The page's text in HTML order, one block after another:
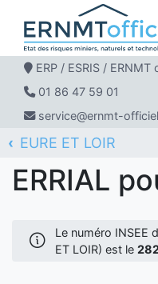
ERP / ESRIS / ERNMT
01 86 47 59 01
service@ernmt-
ERNMT Officiel
ERRIAL
EURE ET LOIR
LEVES
ERRIAL
Le numéro INSEE
ET LOIR) est le